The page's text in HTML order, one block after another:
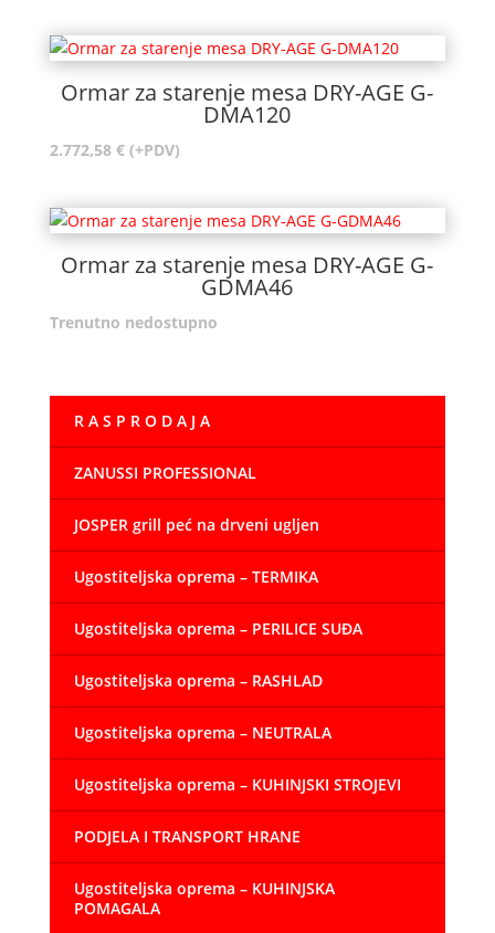
2.370,00 €
2.495,00 €
Ormar za starenje mesa DRY-AGE G-
DMA120
2.772,58 € (+PDV)
Ormar za starenje mesa DRY-AGE G-
GDMA46
Trenutno nedostupno
R A S P R O D A J A
ZANUSSI PROFESSIONAL
JOSPER grill peć na drveni ugljen
Ugostiteljska oprema – TERMIKA
Ugostiteljska oprema – PERILICE SUĐA
Ugostiteljska oprema – RASHLAD
Ugostiteljska oprema – NEUTRALA
Ugostiteljska oprema – KUHINJSKI STROJEVI
PODJELA I TRANSPORT HRANE
Ugostiteljska oprema – KUHINJSKA
POMAGALA